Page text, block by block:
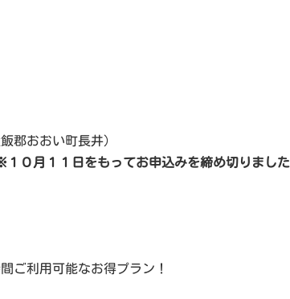
郡おおい町長井)
１０月１１日をもってお申込みを締め切りました
ご利用可能なお得プラン！